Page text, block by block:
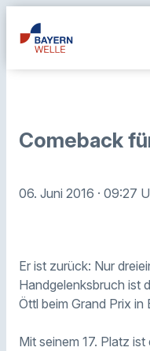
Comeback
06. Juni 2016 · 09:27
Er ist zurück: Nur
Handgelenksbruch ist
Öttl beim Grand Prix
Mit seinem 17. Platz